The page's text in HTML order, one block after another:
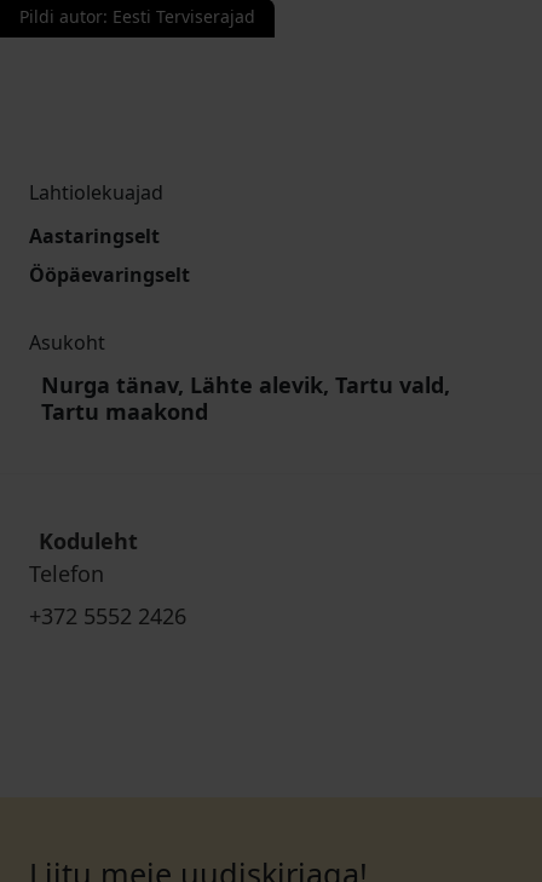
Pildi autor: Eesti Terviserajad
Lahtiolekuajad
Aastaringselt
Ööpäevaringselt
Asukoht
Nurga tänav, Lähte alevik, Tartu vald,
Tartu maakond
Koduleht
Telefon
+372 5552 2426
Liitu meie uudiskirjaga!